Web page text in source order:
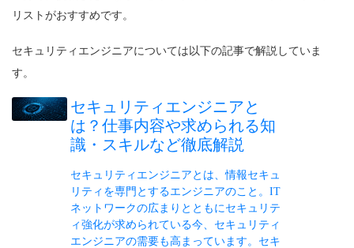
リストがおすすめです。
セキュリティエンジニアについては以下の記事で解説していま
す。
セキュリティエンジニアと
は？仕事内容や求められる知
識・スキルなど徹底解説
セキュリティエンジニアとは、情報セキュ
リティを専門とするエンジニアのこと。IT
ネットワークの広まりとともにセキュリテ
ィ強化が求められている今、セキュリティ
エンジニアの需要も高まっています。セキ